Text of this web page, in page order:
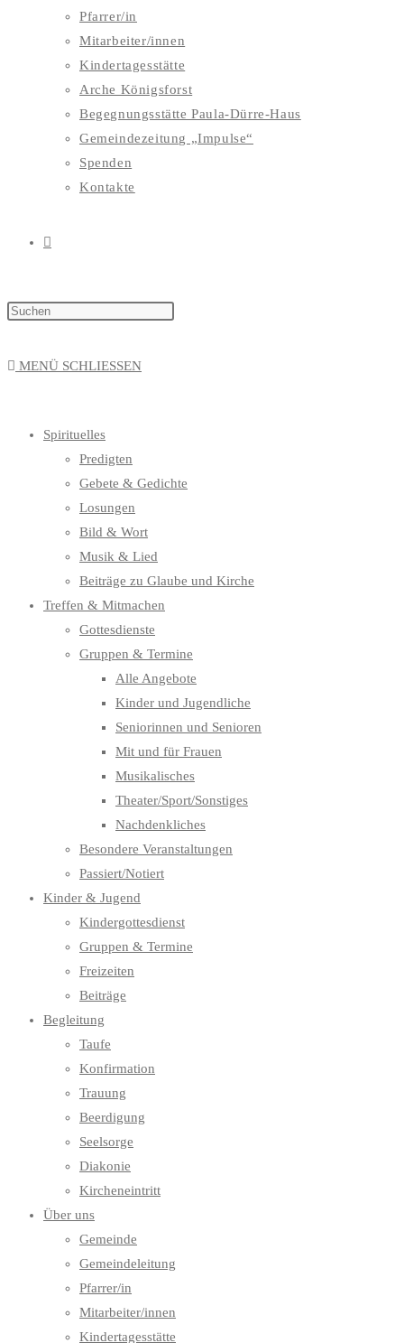
Pfarrer/in
Mitarbeiter/innen
Kindertagesstätte
Arche Königsforst
Begegnungsstätte Paula-Dürre-Haus
Gemeindezeitung „Impulse“
Spenden
Kontakte
WEBSITE-
MENÜ SCHLIESSEN
Spirituelles
Predigten
Gebete & Gedichte
Losungen
Bild & Wort
Musik & Lied
Beiträge zu Glaube und Kirche
Treffen & Mitmachen
Gottesdienste
Gruppen & Termine
Alle Angebote
Kinder und Jugendliche
Seniorinnen und Senioren
Mit und für Frauen
Musikalisches
Theater/Sport/Sonstiges
Nachdenkliches
Besondere Veranstaltungen
Passiert/Notiert
Kinder & Jugend
Kindergottesdienst
Gruppen & Termine
Freizeiten
Beiträge
Begleitung
Taufe
Konfirmation
Trauung
Beerdigung
Seelsorge
Diakonie
Kircheneintritt
Über uns
Gemeinde
Gemeindeleitung
Pfarrer/in
Mitarbeiter/innen
Kindertagesstätte